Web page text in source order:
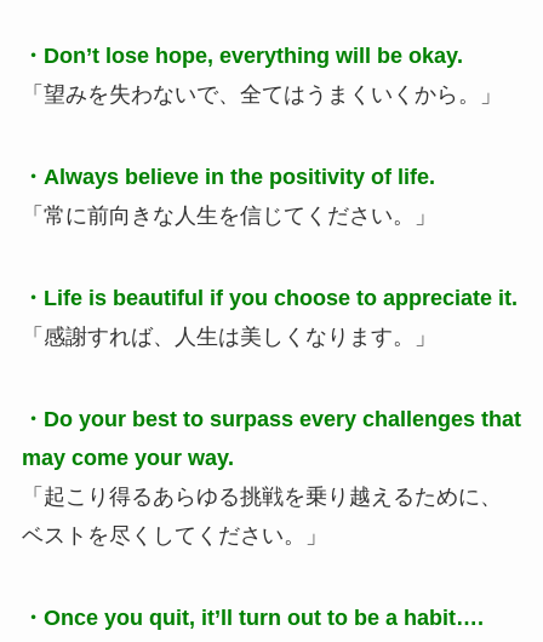
・Don’t lose hope, everything will be okay.
「望みを失わないで、全てはうまくいくから。」
・Always believe in the positivity of life.
「常に前向きな人生を信じてください。」
・Life is beautiful if you choose to appreciate it.
「感謝すれば、人生は美しくなります。」
・Do your best to surpass every challenges that
may come your way.
「起こり得るあらゆる挑戦を乗り越えるために、
ベストを尽くしてください。」
・Once you quit, it’ll turn out to be a habit….